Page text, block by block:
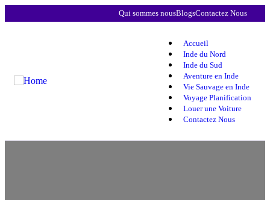
Qui sommes nousBlogsContactez Nous
Accueil
Inde du Nord
Inde du Sud
Aventure en Inde
Vie Sauvage en Inde
Voyage Planification
Louer une Voiture
Contactez Nous